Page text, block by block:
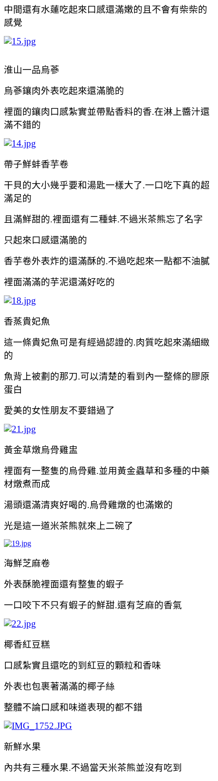
中間還有水蓮吃起來口感還滿嫩的且不會有柴柴的
感覺
淮山一品烏蔘
烏蔘鑲肉外表吃起來還滿脆的
裡面的鑲肉口感紮實並帶點香料的香.在淋上醬汁還
滿不錯的
帶子鮮蚌香芋卷
干貝的大小幾乎要和湯匙一樣大了.一口吃下真的超
滿足的
且滿鮮甜的.裡面還有二種蚌.不過米茶熊忘了名字
只起來口感還滿脆的
香芋卷外表炸的還滿酥的.不過吃起來一點都不油膩
裡面滿滿的芋泥還滿好吃的
香蒸貴妃魚
這一條貴妃魚可是有經過認證的.肉質吃起來滿細緻
的
魚背上被劃的那刀.可以清楚的看到內一整條的膠原
蛋白
愛美的女性朋友不要錯過了
黃金草燉烏骨雞盅
裡面有一整隻的烏骨雞.並用黃金蟲草和多種的中藥
材燉煮而成
湯頭還滿清爽好喝的.烏骨雞燉的也滿嫩的
光是這一道米茶熊就來上二碗了
海鮮芝麻卷
外表酥脆裡面還有整隻的蝦子
一口咬下不只有蝦子的鮮甜.還有芝麻的香氣
椰香紅豆糕
口感紮實且還吃的到紅豆的顆粒和香味
外表也包裹著滿滿的椰子絲
整體不論口感和味道表現的都不錯
新鮮水果
內共有三種水果.不過當天米茶熊並沒有吃到